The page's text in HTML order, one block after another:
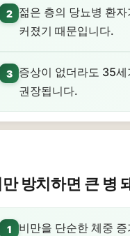
2
젊은 층의 당뇨병 환
커졌기 때문입니다.
3
증상이 없더라도 35
권장됩니다.
방치하면 큰 병
1
비만을 단순한 체중